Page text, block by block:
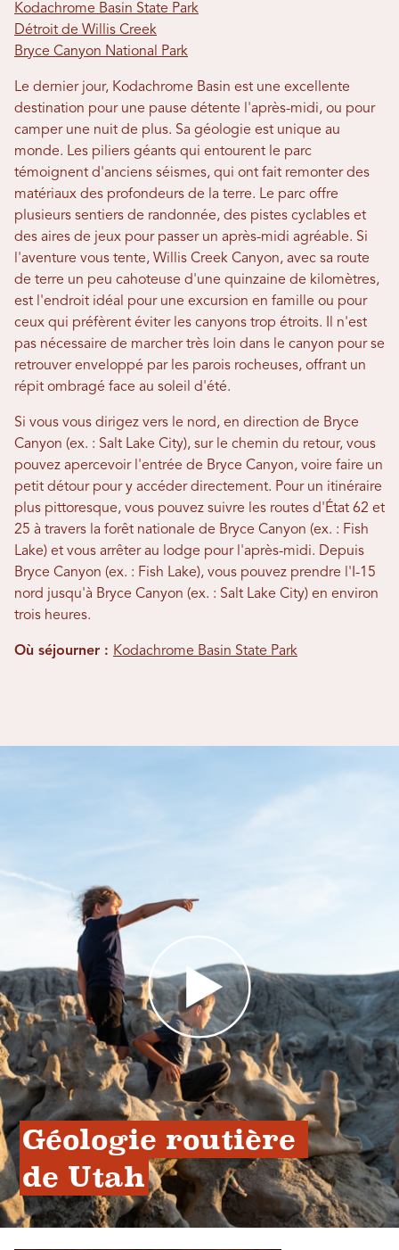
Kodachrome Basin State Park
Détroit de Willis Creek
Bryce Canyon National Park
Le dernier jour, Kodachrome Basin est une excellente
destination pour une pause détente l'après-midi, ou pour
camper une nuit de plus. Sa géologie est unique au
monde. Les piliers géants qui entourent le parc
témoignent d'anciens séismes, qui ont fait remonter des
matériaux des profondeurs de la terre. Le parc offre
plusieurs sentiers de randonnée, des pistes cyclables et
des aires de jeux pour passer un après-midi agréable. Si
l'aventure vous tente, Willis Creek Canyon, avec sa route
de terre un peu cahoteuse d'une quinzaine de kilomètres,
est l'endroit idéal pour une excursion en famille ou pour
ceux qui préfèrent éviter les canyons trop étroits. Il n'est
pas nécessaire de marcher très loin dans le canyon pour se
retrouver enveloppé par les parois rocheuses, offrant un
répit ombragé face au soleil d'été.
Si vous vous dirigez vers le nord, en direction de Bryce
Canyon (ex. : Salt Lake City), sur le chemin du retour, vous
pouvez apercevoir l'entrée de Bryce Canyon, voire faire un
petit détour pour y accéder directement. Pour un itinéraire
plus pittoresque, vous pouvez suivre les routes d'État 62 et
25 à travers la forêt nationale de Bryce Canyon (ex. : Fish
Lake) et vous arrêter au lodge pour l'après-midi. Depuis
Bryce Canyon (ex. : Fish Lake), vous pouvez prendre l'I-15
nord jusqu'à Bryce Canyon (ex. : Salt Lake City) en environ
trois heures.
Où séjourner : Kodachrome Basin State Park
Géologie routière
de Utah